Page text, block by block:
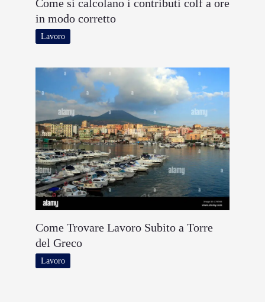
Come si calcolano i contributi colf a ore
in modo corretto
Lavoro
Come Trovare Lavoro Subito a Torre
del Greco
Lavoro